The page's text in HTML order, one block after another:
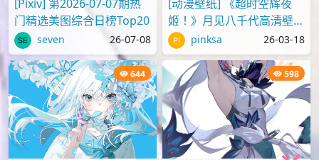
[Pixiv] 第2026-07-07期热
门精选美图综合日榜Top20
seven 26-07-08
[动漫壁纸] 《超时空辉夜
姬！》月见八千代高清壁纸
图片 pinksa 26-03-18
644 598